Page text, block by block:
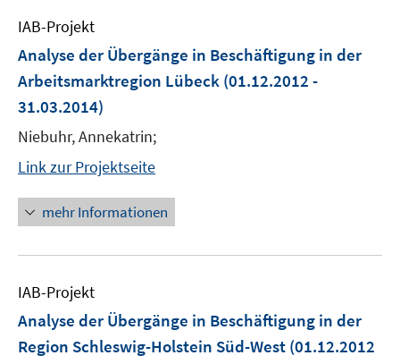
IAB-Projekt
Analyse der Übergänge in Beschäftigung in der
Arbeitsmarktregion Lübeck (01.12.2012 -
31.03.2014)
Niebuhr, Annekatrin;
Link zur Projektseite
mehr Informationen
IAB-Projekt
Analyse der Übergänge in Beschäftigung in der
Region Schleswig-Holstein Süd-West (01.12.2012